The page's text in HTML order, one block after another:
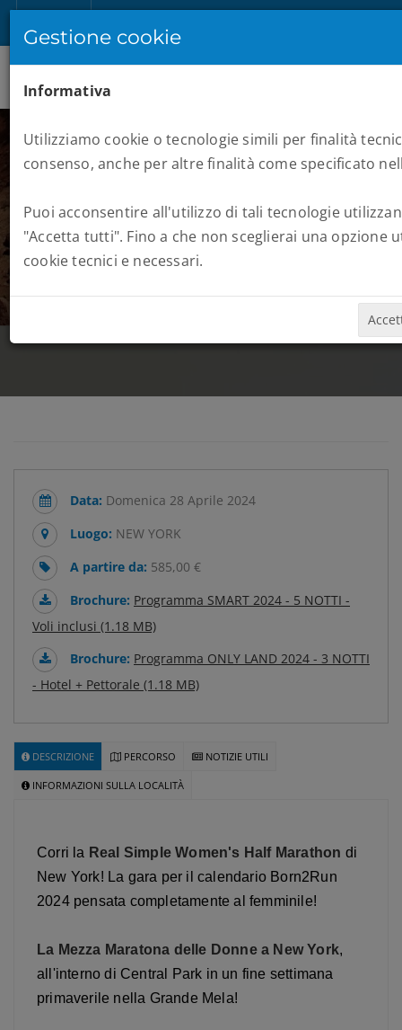
REAL SIMPLE
WOMEN'S
NEW YORK
HALF
Data: Domenica 28 Aprile 2024
Luogo: NEW YORK
A partire da: 585,00 €
Brochure: Programma SMART 2024 - 5 NOTTI -
Voli inclusi (1.18 MB)
Brochure: Programma ONLY LAND 2024 - 3 NOTTI
- Hotel + Pettorale (1.18 MB)
DESCRIZIONE PERCORSO NOTIZIE UTILI
INFORMAZIONI SULLA LOCALITÀ
Corri la Real Simple Women's Half Marathon di
New York! La gara per il calendario Born2Run
2024 pensata completamente al femminile!
La Mezza Maratona delle Donne a New York,
all'interno di Central Park in un fine settimana
primaverile nella Grande Mela!
Gestione cookie
Informativa
Utilizziamo cookie o tecnologie simili per finalità
consenso, anche per altre finalità come specificato
Puoi acconsentire all'utilizzo di tali tecnologie
"Accetta tutti". Fino a che non sceglierai una opzione
cookie tecnici e necessari.